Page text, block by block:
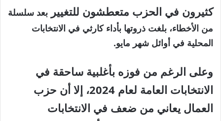
قائمة
4
نهاية
القائمة
كثيرون في الحزب متعطشون للتغيير بعد سلسلة
من الأخطاء، بلغت ذروتها بأداء كارثي في ​​الانتخابات
المحلية في أوائل شهر مايو.
وعلى الرغم من فوزه بأغلبية ساحقة في
الانتخابات العامة لعام 2024، إلا أن حزب
العمال يعاني من ضعف في الانتخابات